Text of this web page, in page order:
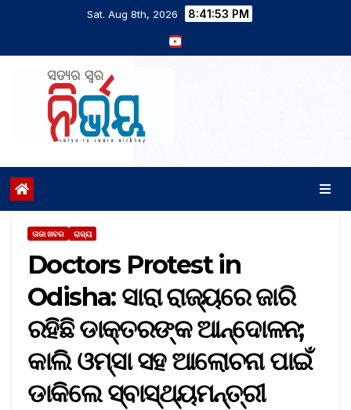
Sat. Aug 8th, 2026 8:41:54 PM
ତାଜା ଖବର ରାଜ୍ୟ
Doctors Protest in
Odisha: ସାରା ରାଜ୍ୟରେ ଜାରି
ରହିଛି ଡାକ୍ତରଙ୍କ ଆନ୍ଦୋଳନ;
କାଲି ଓମ୍‌ସା ସହ ଆଲୋଚନା ପାଇଁ
ଡାକିଲେ ସ୍ବାସ୍ଥ୍ୟମନ୍ତ୍ରୀ